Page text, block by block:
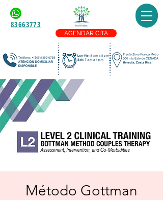
83663773
AGENDAR CITA
Método Gottman